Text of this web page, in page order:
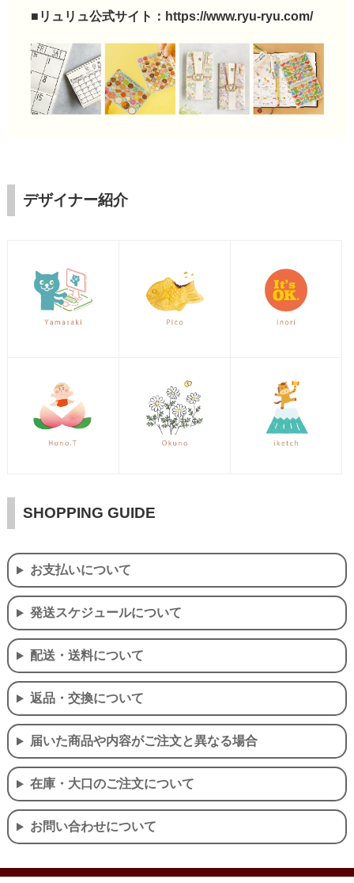
■リュリュ公式サイト： https://www.ryu-ryu.com/
デザイナー紹介
SHOPPING GUIDE
お支払いについて
発送スケジュールについて
配送・送料について
返品・交換について
届いた商品や内容がご注文と異なる場合
在庫・大口のご注文について
お問い合わせについて